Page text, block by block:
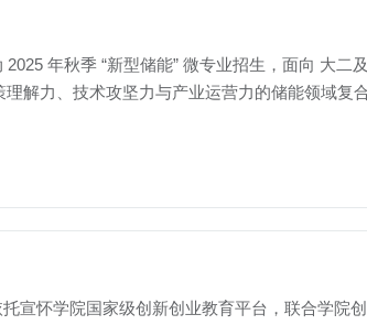
年秋季 “新型储能” 微专业招生，面向 大二
解力、技术攻坚力与产业运营力的储能领域复
宣怀学院国家级创新创业教育平台，联合学院创